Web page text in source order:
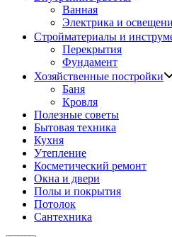
Ванная
Электрика и
Стройматериалы и
Перекрытия
Фундамент
Хозяйственные постройки
Баня
Кровля
Полезные советы
Бытовая техника
Кухня
Утепление
Косметический ремонт
Окна и двери
Полы и покрытия
Потолок
Сантехника